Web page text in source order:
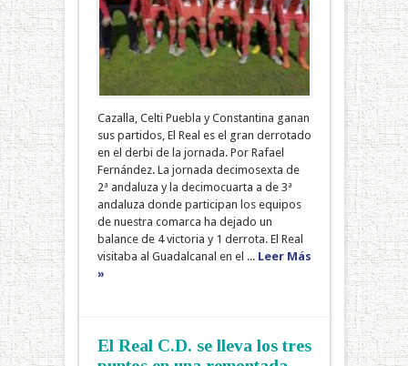
Cazalla, Celti Puebla y Constantina ganan
sus partidos, El Real es el gran derrotado
en el derbi de la jornada. Por Rafael
Fernández. La jornada decimosexta de
2ª andaluza y la decimocuarta a de 3ª
andaluza donde participan los equipos
de nuestra comarca ha dejado un
balance de 4 victoria y 1 derrota. El Real
visitaba al Guadalcanal en el ... Leer Más
»
El Real C.D. se lleva los tres